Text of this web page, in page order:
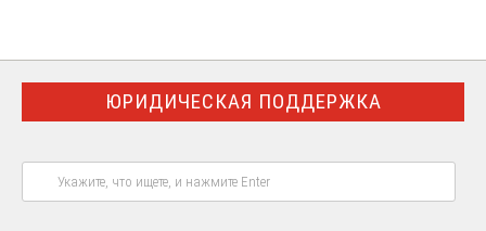
ЮРИДИЧЕСКАЯ ПОДДЕРЖКА